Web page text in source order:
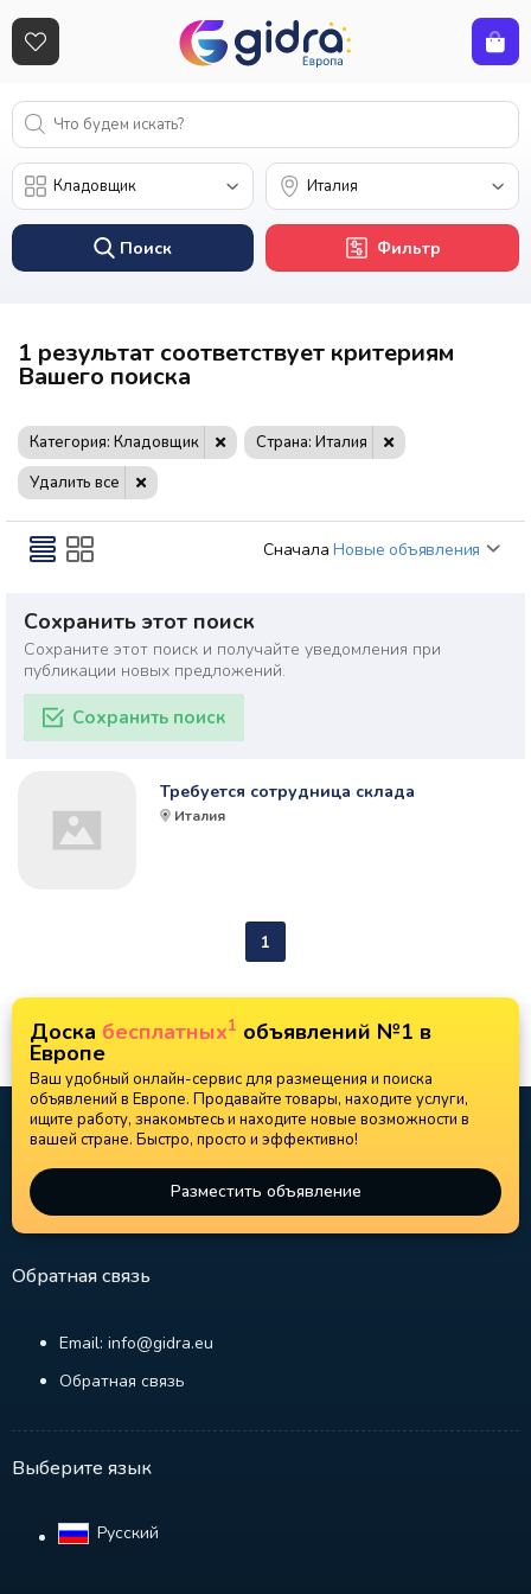
Поиск Фильтр
1 результат соответствует критериям
Вашего поиска
Категория: Кладовщик
Страна: Италия
Удалить все
Сначала Новые объявления
Сохранить этот поиск
Сохраните этот поиск и получайте уведомления при
публикации новых предложений.
Сохранить поиск
Требуется сотрудница склада
Италия
1
Доска бесплатных1 объявлений №1 в
Европе
Ваш удобный онлайн-сервис для размещения и поиска
объявлений в Европе. Продавайте товары, находите услуги,
ищите работу, знакомьтесь и находите новые возможности в
вашей стране. Быстро, просто и эффективно!
Разместить объявление
Обратная связь
Email: info@gidra.eu
Обратная связь
Выберите язык
Русский‎